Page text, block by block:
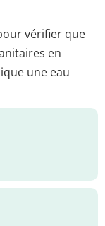
vérifier que
en
une eau